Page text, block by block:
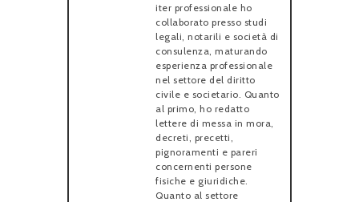
iter professionale ho
collaborato presso studi
legali, notarili e società di
consulenza, maturando
esperienza professionale
nel settore del diritto
civile e societario. Quanto
al primo, ho redatto
lettere di messa in mora,
decreti, precetti,
pignoramenti e pareri
concernenti persone
fisiche e giuridiche.
Quanto al settore